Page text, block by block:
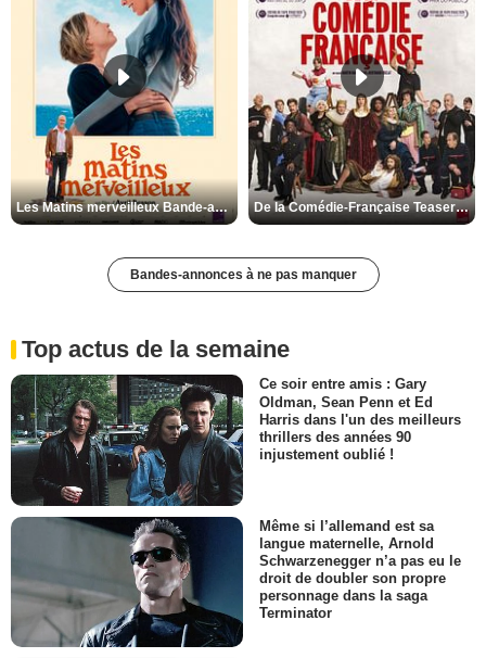
Les Matins merveilleux Bande-annonce VF De la Comédie-Française Teaser VF
Bandes-annonces à ne pas manquer
Top actus de la semaine
Ce soir entre amis : Gary
Oldman, Sean Penn et Ed
Harris dans l'un des meilleurs
thrillers des années 90
injustement oublié !
Même si l’allemand est sa
langue maternelle, Arnold
Schwarzenegger n’a pas eu le
droit de doubler son propre
personnage dans la saga
Terminator